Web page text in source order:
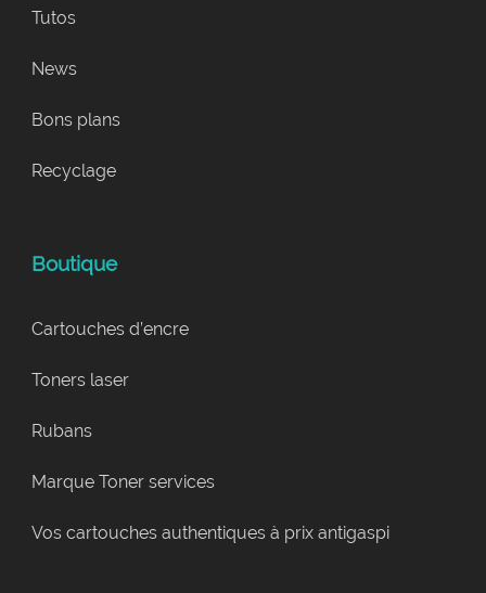
Tutos
News
Bons plans
Recyclage
Boutique
Cartouches d’encre
Toners laser
Rubans
Marque Toner services
Vos cartouches authentiques à prix antigaspi